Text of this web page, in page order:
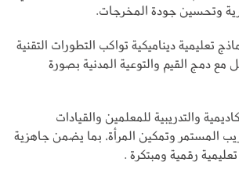
وتحسين جودة المخرجات.
تعليمية ديناميكية تواكب التطورات التقنية
دمج القيم والتوعية المدنية بصورة
والتدريبية للمعلمين والقيادات
المستمر وتمكين المرأة، بما يضمن جاهزية
تعليمية رقمية ومبتكرة .